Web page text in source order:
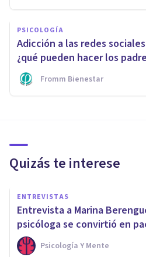
PSICOLOGÍA
Adicción a las redes
¿qué pueden hacer los
Fromm Bienestar
Quizás te interese
ENTREVISTAS
Entrevista a Marina
psicóloga se convirtió en
Psicología Y Mente